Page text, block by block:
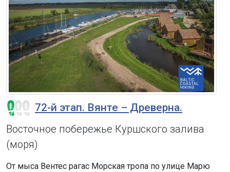
72-й этап. Вянте – Древерна.
Восточное побережье Куршского залива
(моря)
От мыса Вентес рагас Морская тропа по улице Марю